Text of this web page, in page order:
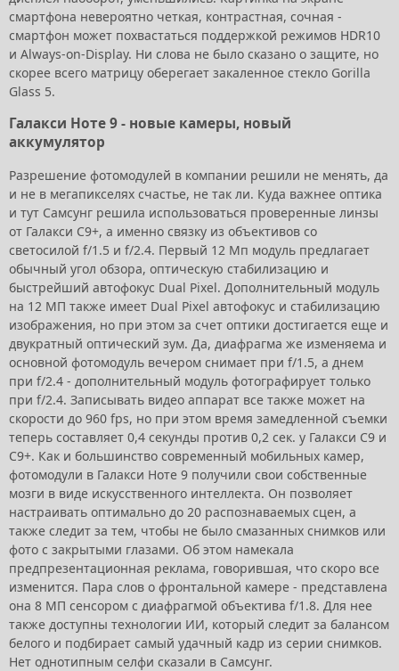
смартфона невероятно четкая, контрастная, сочная -
смартфон может похвастаться поддержкой режимов HDR10
и Always-on-Display. Ни слова не было сказано о защите, но
скорее всего матрицу оберегает закаленное стекло Gorilla
Glass 5.
Галакси Ноте 9 - новые камеры, новый
аккумулятор
Разрешение фотомодулей в компании решили не менять, да
и не в мегапикселях счастье, не так ли. Куда важнее оптика
и тут Самсунг решила использоваться проверенные линзы
от Галакси С9+, а именно связку из объективов со
светосилой f/1.5 и f/2.4. Первый 12 Мп модуль предлагает
обычный угол обзора, оптическую стабилизацию и
быстрейший автофокус Dual Pixel. Дополнительный модуль
на 12 МП также имеет Dual Pixel автофокус и стабилизацию
изображения, но при этом за счет оптики достигается еще и
двукратный оптический зум. Да, диафрагма же изменяема и
основной фотомодуль вечером снимает при f/1.5, а днем
при f/2.4 - дополнительный модуль фотографирует только
при f/2.4. Записывать видео аппарат все также может на
скорости до 960 fps, но при этом время замедленной съемки
теперь составляет 0,4 секунды против 0,2 сек. у Галакси С9 и
С9+. Как и большинство современный мобильных камер,
фотомодули в Галакси Ноте 9 получили свои собственные
мозги в виде искусственного интеллекта. Он позволяет
настраивать оптимально до 20 распознаваемых сцен, а
также следит за тем, чтобы не было смазанных снимков или
фото с закрытыми глазами. Об этом намекала
предпрезентационная реклама, говорившая, что скоро все
изменится. Пара слов о фронтальной камере - представлена
она 8 МП сенсором с диафрагмой объектива f/1.8. Для нее
также доступны технологии ИИ, который следит за балансом
белого и подбирает самый удачный кадр из серии снимков.
Нет однотипным селфи сказали в Самсунг.